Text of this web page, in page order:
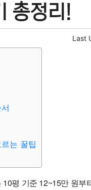
총정리!
Last
는 꿀팁
평 기준 12~15만 원부